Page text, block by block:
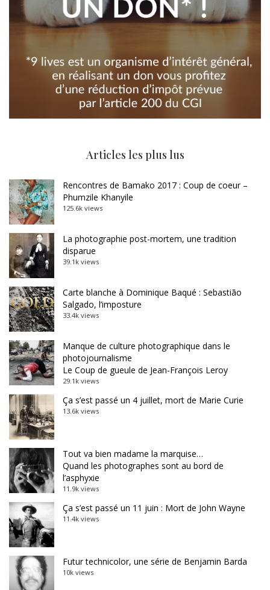
Articles les plus lus
Rencontres de Bamako 2017 : Coup de coeur –
Phumzile Khanyile
125.6k views
La photographie post-mortem, une tradition
disparue
39.1k views
Carte blanche à Dominique Baqué : Sebastião
Salgado, l’imposture
33.4k views
Manque de culture photographique dans le
photojournalisme
Le Coup de gueule de Jean-François Leroy
29.1k views
Ça s’est passé un 4 juillet, mort de Marie Curie
13.6k views
Tout va bien madame la marquise…
Quand les photographes sont au bord de
l’asphyxie
11.9k views
Ça s’est passé un 11 juin : Mort de John Wayne
11.4k views
Futur technicolor, une série de Benjamin Barda
10k views